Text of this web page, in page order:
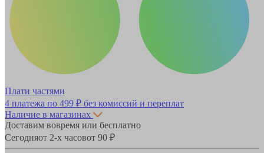
Плати частями
4 платежа по 499 ₽ без комиссий и переплат
Наличие в магазинах
Доставим вовремя или бесплатно
Сегодняот 2-х часовот 90 ₽